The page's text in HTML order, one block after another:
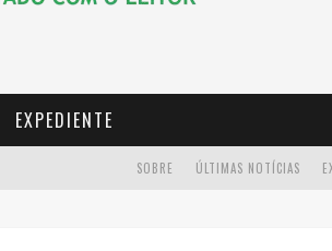
EXPEDIENTE
ÚLTIMAS NOTÍCIAS
SOBRE